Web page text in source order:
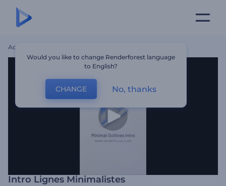
Accueil
Intro Lignes Minimalistes
Would you like to change Renderforest language
to English?
CHANGE No, thanks